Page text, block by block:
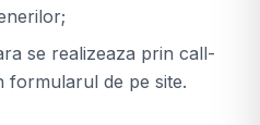
se realizeaza prin call-
formularul de pe site.